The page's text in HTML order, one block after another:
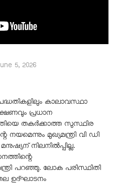
5, 2026
കാലാവസ്ഥാ
പ്രധാന
തകർക്കാത്ത സുസ്ഥിര
മുഖ്യമന്ത്രി വി ഡി
നിലനിൽപ്പില്ല.
പറഞ്ഞു. ലോക പരിസ്ഥിതി
ഉദ്ഘാടനം